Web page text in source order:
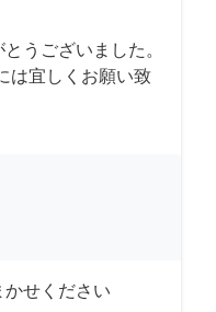
うございました。
は宜しくお願い致
せください